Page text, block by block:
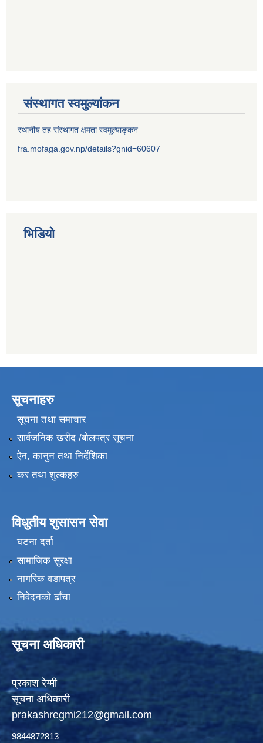
संस्थागत स्वमुल्यांकन
स्थानीय तह संस्थागत क्षमता स्वमूल्याङ्कन
fra.mofaga.gov.np/details?gnid=60607
भिडियो
सूचनाहरु
सूचना तथा समाचार
सार्वजनिक खरीद /बोलपत्र सूचना
ऐन, कानुन तथा निर्देशिका
कर तथा शुल्कहरु
विधुतीय शुसासन सेवा
घटना दर्ता
सामाजिक सुरक्षा
नागरिक वडापत्र
निवेदनको ढाँचा
सूचना अधिकारी
प्रकाश रेग्मी
सूचना अधिकारी
prakashregmi212@gmail.com
9844872813